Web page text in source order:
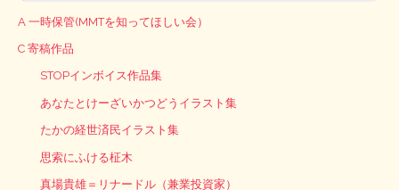
A 一時保管(MMTを知ってほしい会）
C 寄稿作品
STOPインボイス作品集
あなたとけーざいかつどうイラスト集
たかの経世済民イラスト集
思索にふける柾木
真場貴雄＝リナードル（兼業投資家）